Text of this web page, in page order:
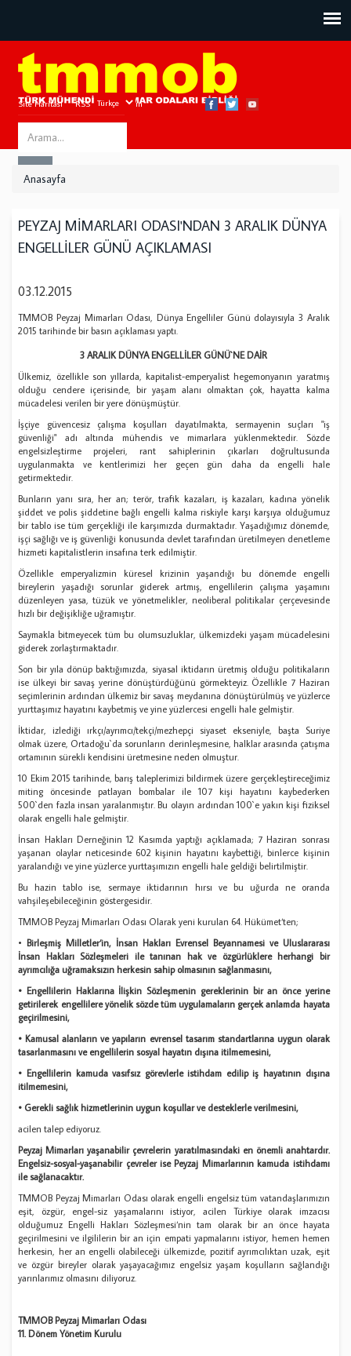
Site Haritası RSS Bize Ulaşın
Search
this
Anasayfa
PEYZAJ MİMARLARI ODASI'NDAN 3 ARALIK DÜNYA
ENGELLİLER GÜNÜ AÇIKLAMASI
03.12.2015
TMMOB Peyzaj Mimarları Odası, Dünya Engelliler Günü dolayısıyla 3 Aralık
2015 tarihinde bir basın açıklaması yaptı.
3 ARALIK DÜNYA ENGELLİLER GÜNÜ`NE DAİR
Ülkemiz, özellikle son yıllarda, kapitalist-emperyalist hegemonyanın yaratmış
olduğu cendere içerisinde, bir yaşam alanı olmaktan çok, hayatta kalma
mücadelesi verilen bir yere dönüşmüştür.
İşçiye güvencesiz çalışma koşulları dayatılmakta, sermayenin suçları "iş
güvenliği" adı altında mühendis ve mimarlara yüklenmektedir. Sözde
engelsizleştirme projeleri, rant sahiplerinin çıkarları doğrultusunda
uygulanmakta ve kentlerimizi her geçen gün daha da engelli hale
getirmektedir.
Bunların yanı sıra, her an; terör, trafik kazaları, iş kazaları, kadına yönelik
şiddet ve polis şiddetine bağlı engelli kalma riskiyle karşı karşıya olduğumuz
bir tablo ise tüm gerçekliği ile karşımızda durmaktadır. Yaşadığımız dönemde,
işçi sağlığı ve iş güvenliği konusunda devlet tarafından üretilmeyen denetleme
hizmeti kapitalistlerin insafına terk edilmiştir.
Özellikle emperyalizmin küresel krizinin yaşandığı bu dönemde engelli
bireylerin yaşadığı sorunlar giderek artmış, engellilerin çalışma yaşamını
düzenleyen yasa, tüzük ve yönetmelikler, neoliberal politikalar çerçevesinde
hızlı bir değişikliğe uğramıştır.
Saymakla bitmeyecek tüm bu olumsuzluklar, ülkemizdeki yaşam mücadelesini
giderek zorlaştırmaktadır.
Son bir yıla dönüp baktığımızda, siyasal iktidarın üretmiş olduğu politikaların
ise ülkeyi bir savaş yerine dönüştürdüğünü görmekteyiz. Özellikle 7 Haziran
seçimlerinin ardından ülkemiz bir savaş meydanına dönüştürülmüş ve yüzlerce
yurttaşımız hayatını kaybetmiş ve yine yüzlercesi engelli hale gelmiştir.
İktidar, izlediği ırkçı/ayrımcı/tekçi/mezhepçi siyaset ekseniyle, başta Suriye
olmak üzere, Ortadoğu`da sorunların derinleşmesine, halklar arasında çatışma
ortamının sürekli kendisini üretmesine neden olmuştur.
10 Ekim 2015 tarihinde, barış taleplerimizi bildirmek üzere gerçekleştireceğimiz
miting öncesinde patlayan bombalar ile 107 kişi hayatını kaybederken
500`den fazla insan yaralanmıştır. Bu olayın ardından 100`e yakın kişi fiziksel
olarak engelli hale gelmiştir.
İnsan Hakları Derneğinin 12 Kasımda yaptığı açıklamada; 7 Haziran sonrası
yaşanan olaylar neticesinde 602 kişinin hayatını kaybettiği, binlerce kişinin
yaralandığı ve yine yüzlerce yurttaşımızın engelli hale geldiği belirtilmiştir.
Bu hazin tablo ise, sermaye iktidarının hırsı ve bu uğurda ne oranda
vahşileşebileceğinin göstergesidir.
TMMOB Peyzaj Mimarları Odası Olarak yeni kurulan 64. Hükümet‘ten;
• Birleşmiş Milletler‘in, İnsan Hakları Evrensel Beyannamesi ve Uluslararası
İnsan Hakları Sözleşmeleri ile tanınan hak ve özgürlüklere herhangi bir
ayrımcılığa uğramaksızın herkesin sahip olmasının sağlanmasını,
• Engellilerin Haklarına İlişkin Sözleşmenin gereklerinin bir an önce yerine
getirilerek engellilere yönelik sözde tüm uygulamaların gerçek anlamda hayata
geçirilmesini,
• Kamusal alanların ve yapıların evrensel tasarım standartlarına uygun olarak
tasarlanmasını ve engellilerin sosyal hayatın dışına itilmemesini,
• Engellilerin kamuda vasıfsız görevlerle istihdam edilip iş hayatının dışına
itilmemesini,
• Gerekli sağlık hizmetlerinin uygun koşullar ve desteklerle verilmesini,
acilen talep ediyoruz.
Peyzaj Mimarları yaşanabilir çevrelerin yaratılmasındaki en önemli anahtardır.
Engelsiz-sosyal-yaşanabilir çevreler ise Peyzaj Mimarlarının kamuda istihdamı
ile sağlanacaktır.
TMMOB Peyzaj Mimarları Odası olarak engelli engelsiz tüm vatandaşlarımızın
eşit, özgür, engel-siz yaşamalarını istiyor, acilen Türkiye olarak imzacısı
olduğumuz Engelli Hakları Sözleşmesi‘nin tam olarak bir an önce hayata
geçirilmesini ve ilgililerin bir an için empati yapmalarını istiyor, hemen hemen
herkesin, her an engelli olabileceği ülkemizde, pozitif ayrımcılıktan uzak, eşit
ve özgür bireyler olarak yaşayacağımız engelsiz yaşam koşulların sağlandığı
yarınlarımız olmasını diliyoruz.
TMMOB Peyzaj Mimarları Odası
11. Dönem Yönetim Kurulu